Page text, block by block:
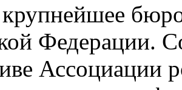
Федерации.
Ассоциации